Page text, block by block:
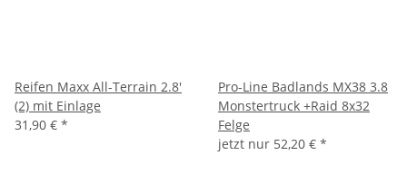
Reifen Maxx All-Terrain 2.8'
(2) mit Einlage
31,90 € *
Pro-Line Badlands MX38 3.8
Monstertruck +Raid 8x32
Felge
jetzt nur 52,20 € *